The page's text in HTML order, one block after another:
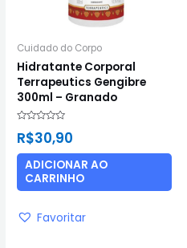
Cuidado do Corpo
Hidratante Corporal
Terrapeutics Gengibre
300ml – Granado
0
5
R$30,90
ADICIONAR AO
CARRINHO
Favoritar